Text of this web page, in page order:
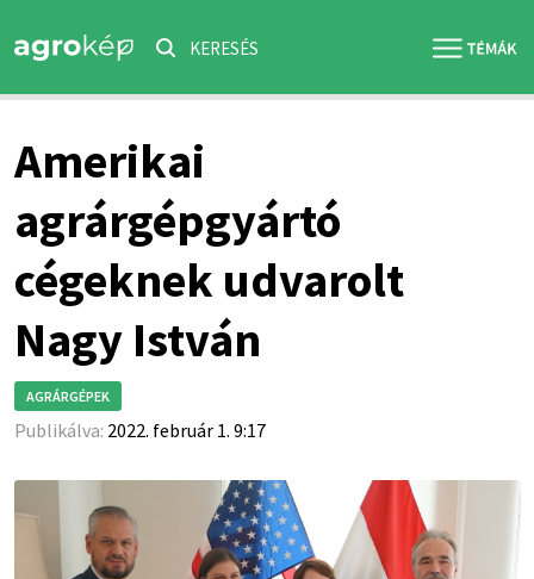
KERESÉS
Amerikai
agrárgépgyártó
cégeknek udvarolt
Nagy István
AGRÁRGÉPEK
Publikálva: 2022. február 1. 9:17